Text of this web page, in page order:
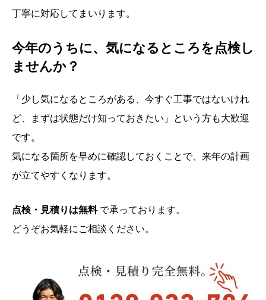
丁寧に対応してまいります。
今年のうちに、気になるところを点検し
ませんか？
「少し気になるところがある、今すぐ工事ではないけれ
ど、まずは状態だけ知っておきたい」という方も大歓迎
です。
気になる箇所を早めに確認しておくことで、来年の計画
が立てやすくなります。
点検・見積りは無料で承っております。
どうぞお気軽にご相談ください。